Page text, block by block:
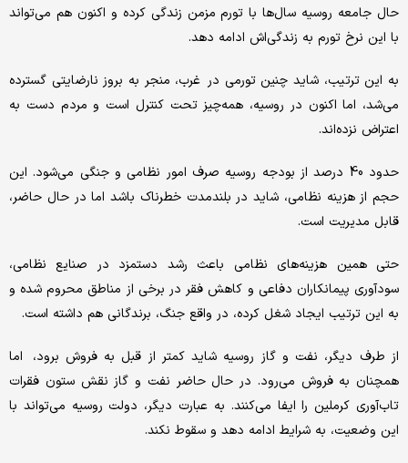
حال جامعه روسیه سال‌ها با تورم مزمن زندگی کرده و اکنون هم می‌تواند
با این نرخ تورم به زندگی‌اش ادامه دهد.
به این ترتیب، شاید چنین تورمی در غرب، منجر به بروز نارضایتی گسترده
می‌شد، اما اکنون در روسیه، همه‌چیز تحت کنترل است و مردم دست به
اعتراض نزده‌اند.
حدود 40 درصد از بودجه روسیه صرف امور نظامی و جنگی می‌شود. این
حجم از هزینه نظامی، شاید در بلندمدت خطرناک باشد اما در حال حاضر،
قابل مدیریت است.
حتی همین هزینه‌های نظامی باعث رشد دستمزد در صنایع نظامی،
سودآوری پیمانکاران دفاعی و کاهش فقر در برخی از مناطق محروم شده و
به این ترتیب ایجاد شغل کرده، در واقع جنگ، برندگانی هم داشته است.
از طرف دیگر، نفت و گاز روسیه شاید کمتر از قبل به فروش برود، اما
همچنان به فروش می‌رود. در حال حاضر نفت و گاز نقش ستون فقرات
تاب‌آوری کرملین را ایفا می‌کنند. به عبارت دیگر، دولت روسیه می‌تواند با
این وضعیت، به شرایط ادامه دهد و سقوط نکند.